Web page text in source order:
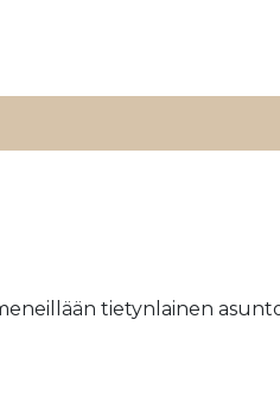
tietynlainen